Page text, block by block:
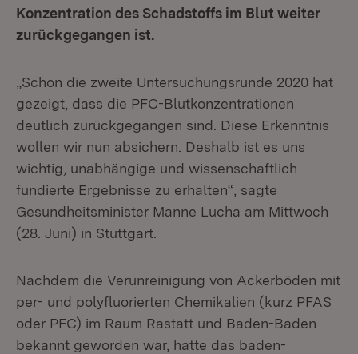
Konzentration des Schadstoffs im Blut weiter
zurückgegangen ist.
„Schon die zweite Untersuchungsrunde 2020 hat
gezeigt, dass die PFC-Blutkonzentrationen
deutlich zurückgegangen sind. Diese Erkenntnis
wollen wir nun absichern. Deshalb ist es uns
wichtig, unabhängige und wissenschaftlich
fundierte Ergebnisse zu erhalten“, sagte
Gesundheitsminister Manne Lucha am Mittwoch
(28. Juni) in Stuttgart.
Nachdem die Verunreinigung von Ackerböden mit
per- und polyfluorierten Chemikalien (kurz PFAS
oder PFC) im Raum Rastatt und Baden-Baden
bekannt geworden war, hatte das baden-